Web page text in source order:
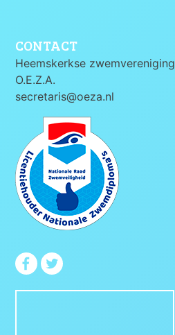
CONTACT
Heemskerkse zwemvereniging
O.E.Z.A.
secretaris@oeza.nl